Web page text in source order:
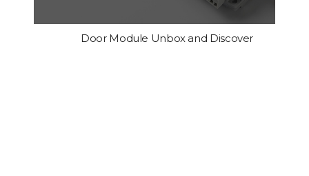
Door Module Unbox and Discover